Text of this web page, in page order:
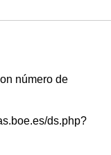
número de
ds.php?